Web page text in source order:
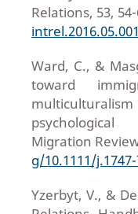
Relations, 53,
intrel.2016.05.001
Ward, C., &
toward
Migration
g/10.1111/
Yzerbyt, V., &